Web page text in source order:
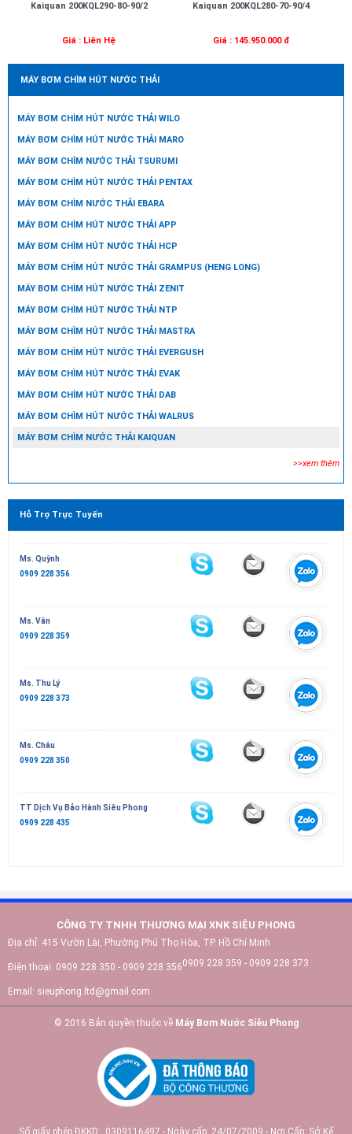
Kaiquan 200KQL290-80-90/2
Giá : Liên Hệ
Kaiquan 200KQL280-70-90/4
Giá : 145.950.000 đ
MÁY BƠM CHÌM HÚT NƯỚC THẢI
MÁY BƠM CHÌM HÚT NƯỚC THẢI WILO
MÁY BƠM CHÌM HÚT NƯỚC THẢI MARO
MÁY BƠM CHÌM NƯỚC THẢI TSURUMI
MÁY BƠM CHÌM HÚT NƯỚC THẢI PENTAX
MÁY BƠM CHÌM NƯỚC THẢI EBARA
MÁY BƠM CHÌM HÚT NƯỚC THẢI APP
MÁY BƠM CHÌM HÚT NƯỚC THẢI HCP
MÁY BƠM CHÌM HÚT NƯỚC THẢI GRAMPUS (HENG LONG)
MÁY BƠM CHÌM HÚT NƯỚC THẢI ZENIT
MÁY BƠM CHÌM HÚT NƯỚC THẢI NTP
MÁY BƠM CHÌM HÚT NƯỚC THẢI MASTRA
MÁY BƠM CHÌM HÚT NƯỚC THẢI EVERGUSH
MÁY BƠM CHÌM HÚT NƯỚC THẢI EVAK
MÁY BƠM CHÌM HÚT NƯỚC THẢI DAB
MÁY BƠM CHÌM HÚT NƯỚC THẢI WALRUS
MÁY BƠM CHÌM NƯỚC THẢI KAIQUAN
>>xem thêm
Hỗ Trợ Trực Tuyến
Ms. Quỳnh
0909 228 356
Ms. Vân
0909 228 359
Ms. Thu Lý
0909 228 373
Ms. Châu
0909 228 350
TT Dịch Vụ Bảo Hành Siêu Phong
0909 228 435
CÔNG TY TNHH THƯƠNG MẠI XNK SIÊU PHONG
Địa chỉ: 415 Vườn Lài, Phường Phú Thọ Hòa, TP. Hồ Chí Minh
Điện thoại: 0909 228 350 - 0909 228 3560909 228 359 - 0909 228 373
Email: sieuphong.ltd@gmail.com
© 2016 Bản quyền thuộc về Máy Bơm Nước Siêu Phong
Số giấy phép ĐKKD: 0309116497 - Ngày cấp: 24/07/2009 - Nơi Cấp: Sở Kế